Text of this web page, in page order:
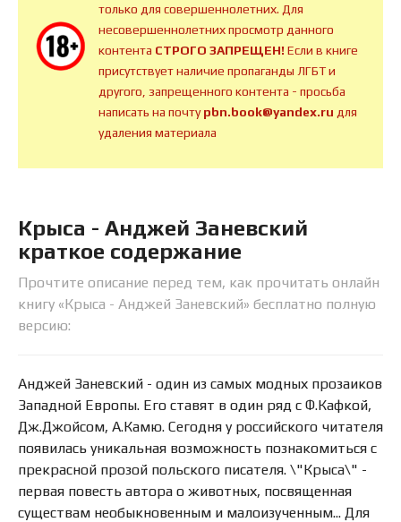
только для совершеннолетних. Для
несовершеннолетних просмотр данного
контента СТРОГО ЗАПРЕЩЕН!Если в книге
присутствует наличие пропаганды ЛГБТ и
другого, запрещенного контента - просьба
написать на почтуpbn.book@yandex.ru для
удаления материала
Крыса - Анджей Заневский
краткое содержание
Прочтите описание перед тем, как прочитать онлайн
книгу «Крыса - Анджей Заневский» бесплатно полную
версию:
Анджей Заневский - один из самых модных прозаиков
Западной Европы. Его ставят в один ряд с Ф.Кафкой,
Дж.Джойсом, А.Камю. Сегодня у российского читателя
появилась уникальная возможность познакомиться с
прекрасной прозой польского писателя. \"Крыса\" -
первая повесть автора о животных, посвященная
существам необыкновенным и малоизученным... Для